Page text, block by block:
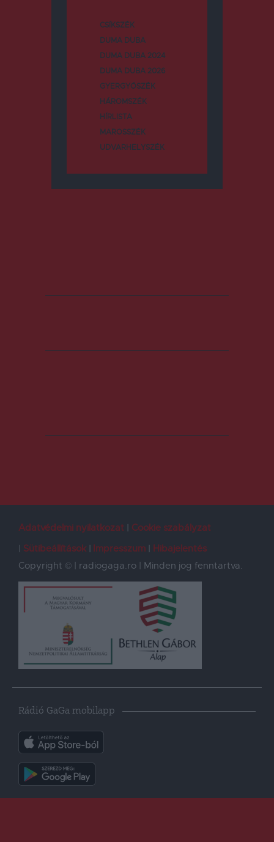
CSÍKSZÉK
DUMA DUBA
DUMA DUBA 2024
DUMA DUBA 2026
GYERGYÓSZÉK
HÁROMSZÉK
HÍRLISTA
MAROSSZÉK
UDVARHELYSZÉK
Adatvédelmi nyilatkozat
Cookie szabályzat
Sütibeállítások
Impresszum
Hibajelentés
Copyright © | radiogaga.ro | Minden jog fenntartva.
Rádió GaGa mobilapp